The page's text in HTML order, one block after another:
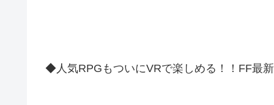
◆人気RPGもついにVRで楽しめる！！FF最